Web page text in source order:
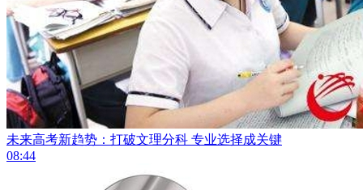
未来高考新趋势：​打破文理分科 专业选择成关键
08:44